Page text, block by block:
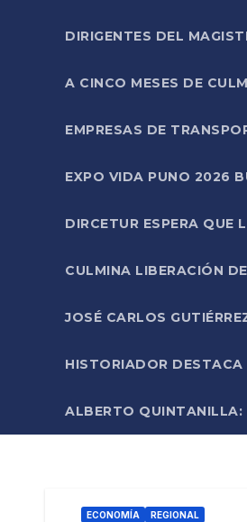
DIRIGENTES DEL
A CINCO MESES DE
EMPRESAS DE
EXPO VIDA PUNO 2026
DIRCETUR ESPERA QUE
CULMINA LIBERACIÓN
JOSÉ CARLOS
HISTORIADOR
ALBERTO QUINTANILLA:
ECONOMÍA REGIONAL